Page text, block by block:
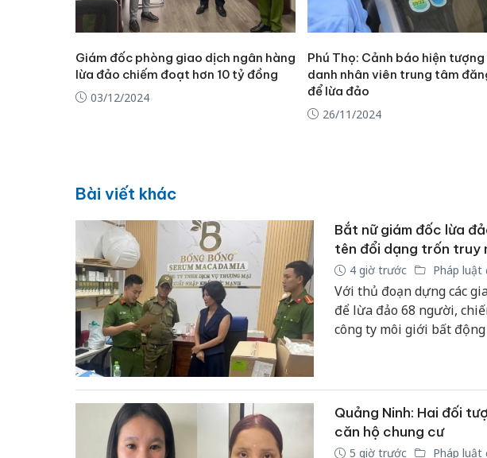
Giám đốc phòng giao dịch ngân hàng
lừa đảo chiếm đoạt hơn 10 tỷ đồng
03/12/2024
Phú Thọ: Cảnh báo hiện
danh nhân viên trung tâm
để lừa đảo
26/11/2024
Bài viết khác
Bắt nữ giám đốc lừa
tên đổi dạng trốn truy
4 giờ trước Pháp luật
Với thủ đoạn dựng các
để lừa đảo 68 người,
công ty môi giới bất
Quảng Ninh: Hai đối
căn hộ chung cư
5 giờ trước Pháp luật